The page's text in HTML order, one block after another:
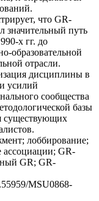
что GR-
значительный путь
х гг. до
образовательной
отрасли.
дисциплины в
усилий
сообщества
базы
существующих
лоббирование;
GR-
GR; GR-
MSU0868-